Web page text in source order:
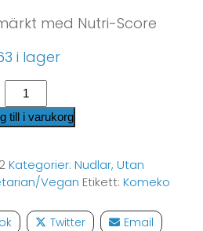
med Nutri-Score
i lager
till i varukorg
Kategorier: Nudlar, Utan
Vegan Etikett: Komeko
Twitter Email